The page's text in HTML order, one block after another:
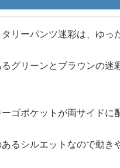
リーパンツ迷彩は、ゆっ
グリーンとブラウンの迷
ゴポケットが両サイドに
るシルエットなので動き